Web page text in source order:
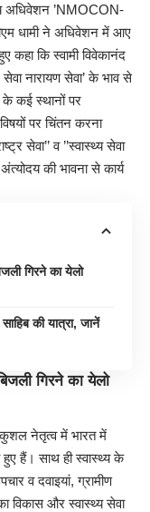
अधिवेशन ’NMOCON-
धामी ने अधिवेशन में आए
कहा कि स्वामी विवेकानंद
नारायण सेवा’ के भाव से
के कई स्थानों पर
पर चिंतन करना
सेवा’’ व ’’स्वास्थ्य सेवा
की भावना से कार्य
गिरने का येलो
की यात्रा, जानें
गिरने का येलो
कुशल नेतृत्व में भारत में
हुए हैं। साथ ही स्वास्थ्य के
व दवाइयां, ग्रामीण
विकास और स्वास्थ्य सेवा